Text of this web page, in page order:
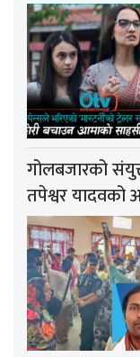
गोलबजारको
तपेश्वर यादवको